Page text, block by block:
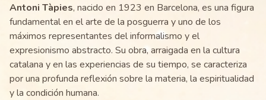
Antoni Tàpies, nacido en 1923 en Barcelona, es una figura
fundamental en el arte de la posguerra y uno de los
máximos representantes del informalismo y el
expresionismo abstracto. Su obra, arraigada en la cultura
catalana y en las experiencias de su tiempo, se caracteriza
por una profunda reflexión sobre la materia, la espiritualidad
y la condición humana.